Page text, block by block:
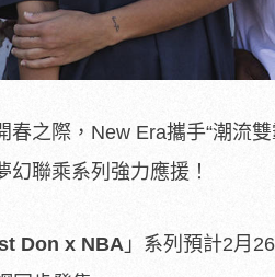
之際，New Era攜手“潮流
聯乘系列強力應援！
Don x NBA 」系列預計2月